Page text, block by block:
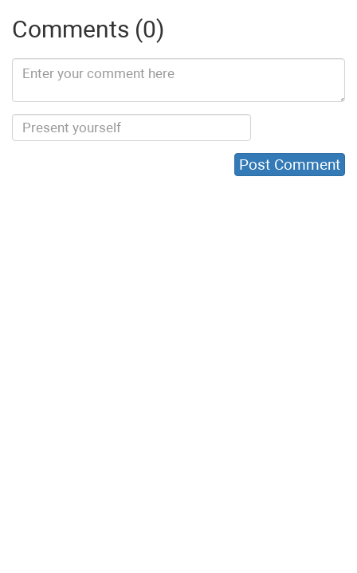
Comments (0)